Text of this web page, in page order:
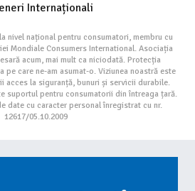
Internaționali
nivel național pentru consumatori, membru cu
Mondiale Consumers International. Asociația
acum, mai mult ca niciodată. Protecția
pe care ne-am asumat-o. Viziunea noastră este
acces la siguranță, bunuri și servicii durabile.
suportul pentru consumatorii din întreaga țară.
date cu caracter personal înregistrat cu nr.
12617/05.10.2009